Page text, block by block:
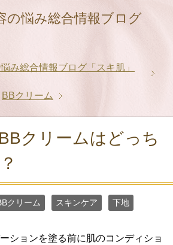
の悩み総合情報ブログ
み総合情報ブログ「スキ肌」
BBクリーム
クリームはどっち
クリーム スキンケア 下地
ションを塗る前に肌のコンディショ